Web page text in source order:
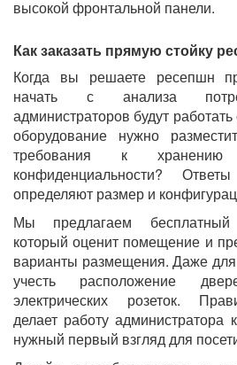
высокой фронтальной панели.
Как заказать прямую стойку
Когда вы решаете ресепшн
начать с анализа
администраторов будут
оборудование нужно
требования к
конфиденциальности?
определяют размер и
Мы предлагаем
который оценит помещение и
варианты размещения. Даже
учесть расположение
электрических розеток.
делает работу администратора
нужный первый взгляд для